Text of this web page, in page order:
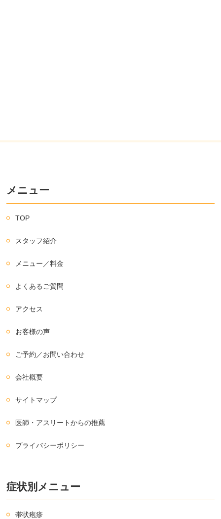
メニュー
TOP
スタッフ紹介
メニュー／料金
よくあるご質問
アクセス
お客様の声
ご予約／お問い合わせ
会社概要
サイトマップ
医師・アスリートからの推薦
プライバシーポリシー
症状別メニュー
帯状疱疹